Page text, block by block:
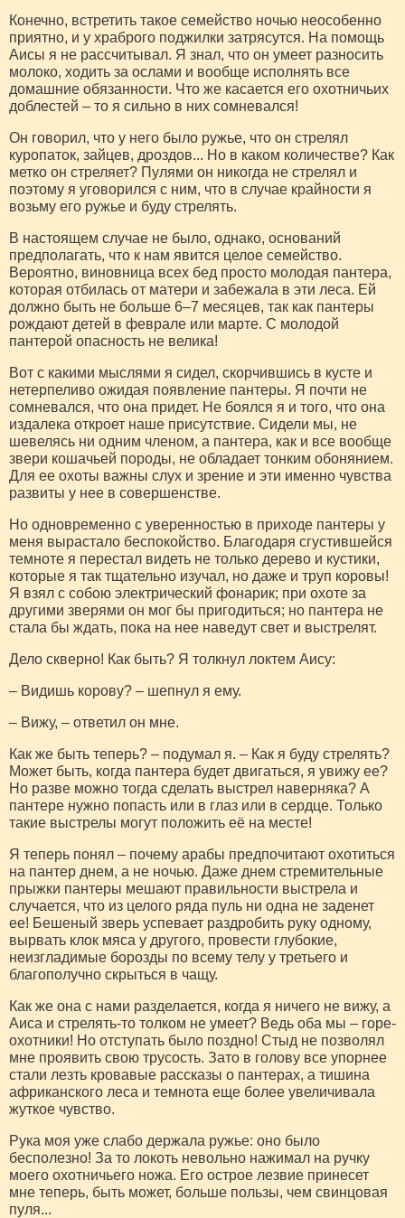
Конечно, встретить такое семейство ночью неособенно
приятно, и у храброго поджилки затрясутся. На помощь
Аисы я не рассчитывал. Я знал, что он умеет разносить
молоко, ходить за ослами и вообще исполнять все
домашние обязанности. Что же касается его охотничьих
доблестей – то я сильно в них сомневался!
Он говорил, что у него было ружье, что он стрелял
куропаток, зайцев, дроздов... Но в каком количестве? Как
метко он стреляет? Пулями он никогда не стрелял и
поэтому я уговорился с ним, что в случае крайности я
возьму его ружье и буду стрелять.
В настоящем случае не было, однако, оснований
предполагать, что к нам явится целое семейство.
Вероятно, виновница всех бед просто молодая пантера,
которая отбилась от матери и забежала в эти леса. Ей
должно быть не больше 6–7 месяцев, так как пантеры
рождают детей в феврале или марте. С молодой
пантерой опасность не велика!
Вот с какими мыслями я сидел, скорчившись в кусте и
нетерпеливо ожидая появление пантеры. Я почти не
сомневался, что она придет. Не боялся я и того, что она
издалека откроет наше присутствие. Сидели мы, не
шевелясь ни одним членом, а пантера, как и все вообще
звери кошачьей породы, не обладает тонким обонянием.
Для ее охоты важны слух и зрение и эти именно чувства
развиты у нее в совершенстве.
Но одновременно с уверенностью в приходе пантеры у
меня вырастало беспокойство. Благодаря сгустившейся
темноте я перестал видеть не только дерево и кустики,
которые я так тщательно изучал, но даже и труп коровы!
Я взял с собою электрический фонарик; при охоте за
другими зверями он мог бы пригодиться; но пантера не
стала бы ждать, пока на нее наведут свет и выстрелят.
Дело скверно! Как быть? Я толкнул локтем Аису:
– Видишь корову? – шепнул я ему.
– Вижу, – ответил он мне.
Как же быть теперь? – подумал я. – Как я буду стрелять?
Может быть, когда пантера будет двигаться, я увижу ее?
Но разве можно тогда сделать выстрел наверняка? А
пантере нужно попасть или в глаз или в сердце. Только
такие выстрелы могут положить её на месте!
Я теперь понял – почему арабы предпочитают охотиться
на пантер днем, а не ночью. Даже днем стремительные
прыжки пантеры мешают правильности выстрела и
случается, что из целого ряда пуль ни одна не заденет
ее! Бешеный зверь успевает раздробить руку одному,
вырвать клок мяса у другого, провести глубокие,
неизгладимые борозды по всему телу у третьего и
благополучно скрыться в чащу.
Как же она с нами разделается, когда я ничего не вижу, а
Аиса и стрелять-то толком не умеет? Ведь оба мы – горе-
охотники! Но отступать было поздно! Стыд не позволял
мне проявить свою трусость. Зато в голову все упорнее
стали лезть кровавые рассказы о пантерах, а тишина
африканского леса и темнота еще более увеличивала
жуткое чувство.
Рука моя уже слабо держала ружье: оно было
бесполезно! За то локоть невольно нажимал на ручку
моего охотничьего ножа. Его острое лезвие принесет
мне теперь, быть может, больше пользы, чем свинцовая
пуля...